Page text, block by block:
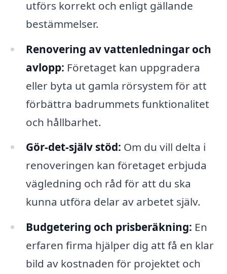
utförs korrekt och enligt gällande
bestämmelser.
Renovering av vattenledningar och
avlopp: Företaget kan uppgradera
eller byta ut gamla rörsystem för att
förbättra badrummets funktionalitet
och hållbarhet.
Gör-det-själv stöd: Om du vill delta i
renoveringen kan företaget erbjuda
vägledning och råd för att du ska
kunna utföra delar av arbetet själv.
Budgetering och prisberäkning: En
erfaren firma hjälper dig att få en klar
bild av kostnaden för projektet och